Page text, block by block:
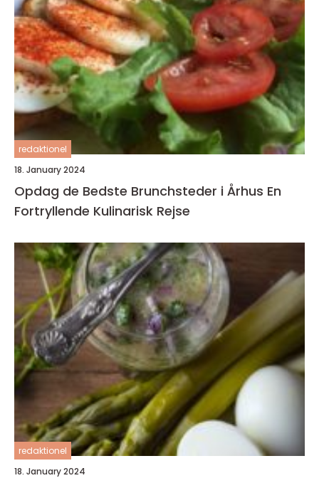
redaktionel
18. January 2024
Opdag de Bedste Brunchsteder i Århus En
Fortryllende Kulinarisk Rejse
redaktionel
18. January 2024